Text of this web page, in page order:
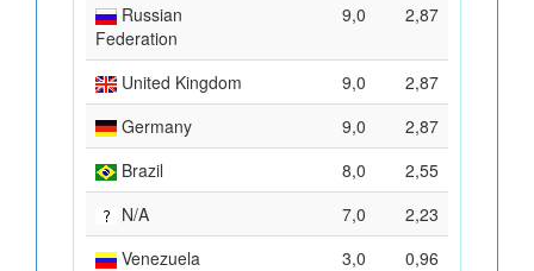
Russian
Federation
9,0 2,87
United Kingdom 9,0
2,87
Germany
9,0
2,87
Brazil
8,0
2,55
N/A
7,0
2,23
Venezuela
3,0
0,96